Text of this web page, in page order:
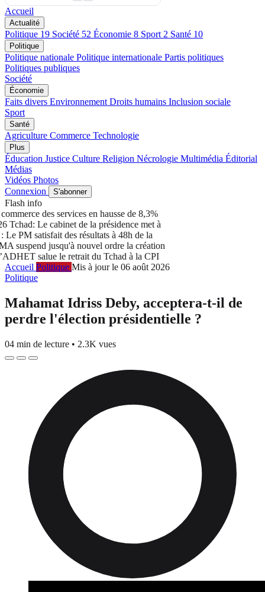
Accueil
Actualité
Politique 19 Société 52 Économie 8 Sport 2 Santé 10
Politique
Politique nationale Politique internationale Partis politiques
Politiques publiques
Société
Économie
Faits divers Environnement Droits humains Inclusion sociale
Sport
Santé
Agriculture Commerce Technologie
Plus
Éducation Justice Culture Religion Nécrologie Multimédia Éditorial
Médias
Vidéos Photos
Connexion
S'abonner
Flash info
des services en hausse de 8,3%
Tchad: Le cabinet de la présidence met à
PM satisfait des résultats à 48h de la
jusqu'à nouvel ordre la création
salue le retrait du Tchad à la CPI
Accueil Politique Mis à jour le 06 août 2026
Politique
Mahamat Idriss Deby, acceptera-t-il de
perdre l'élection présidentielle ?
04 min de lecture • 2.3K vues